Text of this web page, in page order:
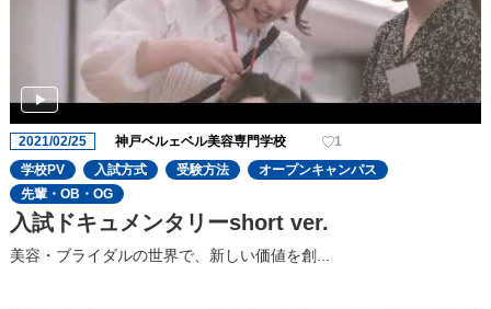
2021/02/25 神戸ベルェベル美容専門学校
1
学校PV
入試方式 受験方法
オープンキャンパス
先輩・OB・OG
入試ドキュメンタリーshort ver.
美容・ブライダルの世界で、新しい価値を創...